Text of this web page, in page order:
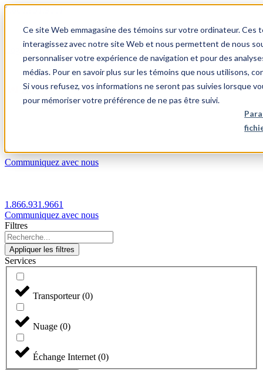
Ce site Web emmagasine des témoins sur votre ordinateur.
interagissez avec notre site Web et nous permettent de nous
personnaliser votre expérience de navigation et pour des
médias. Pour en savoir plus sur les témoins que nous utilisons,
Si vous refusez, vos informations ne seront pas suivies lorsque
pour mémoriser votre préférence de ne pas être suivi.
1.866.931.9661
Login
FR
Communiquez avec nous
1.866.931.9661
Communiquez avec nous
Filtres
Appliquer les filtres
Services
Transporteur(0)
Nuage (0)
Échange Internet (0)